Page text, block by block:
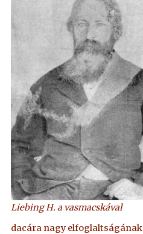
Liebing H. a vasmacskával
dacára nagy